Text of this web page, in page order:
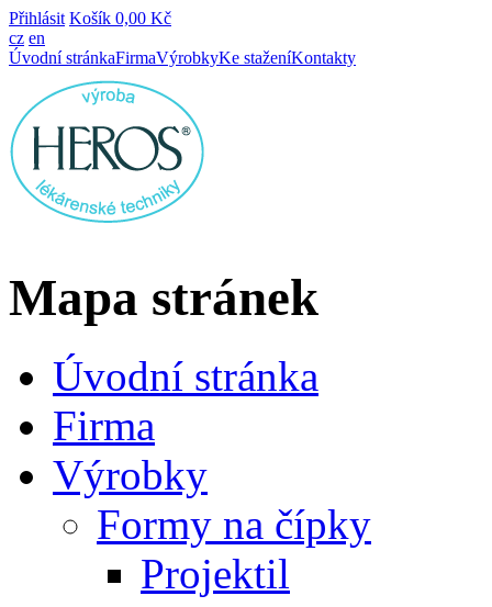
Přihlásit Košík 0,00 Kč
cz en
Úvodní stránkaFirmaVýrobkyKe staženíKontakty
Mapa stránek
Úvodní stránka
Firma
Výrobky
Formy na čípky
Projektil